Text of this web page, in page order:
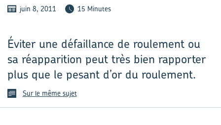
juin 8, 2011 15 Minutes
Éviter une défaillance de roulement ou
sa réapparition peut très bien rapporter
plus que le pesant d’or du roulement.
Sur le même sujet